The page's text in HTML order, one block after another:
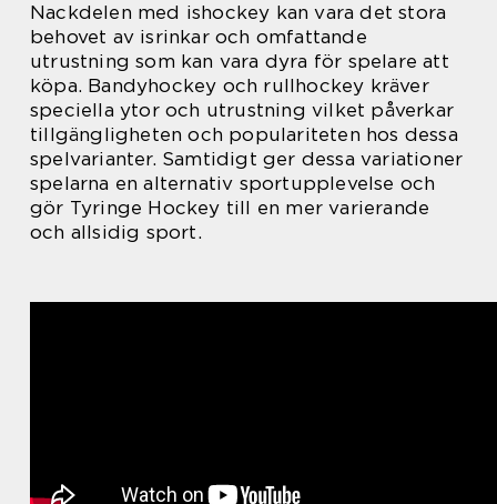
Nackdelen med ishockey kan vara det stora
behovet av isrinkar och omfattande
utrustning som kan vara dyra för spelare att
köpa. Bandyhockey och rullhockey kräver
speciella ytor och utrustning vilket påverkar
tillgängligheten och populariteten hos dessa
spelvarianter. Samtidigt ger dessa variationer
spelarna en alternativ sportupplevelse och
gör Tyringe Hockey till en mer varierande
och allsidig sport.